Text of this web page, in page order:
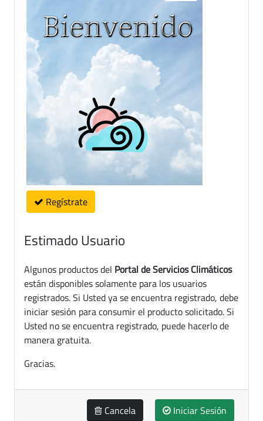
Regístrate
Estimado Usuario
Algunos productos del Portal de Servicios Climáticos
están disponibles solamente para los usuarios
registrados. Si Usted ya se encuentra registrado, debe
iniciar sesión para consumir el producto solicitado. Si
Usted no se encuentra registrado, puede hacerlo de
manera gratuita.
Gracias.
Cancela Iniciar Sesión